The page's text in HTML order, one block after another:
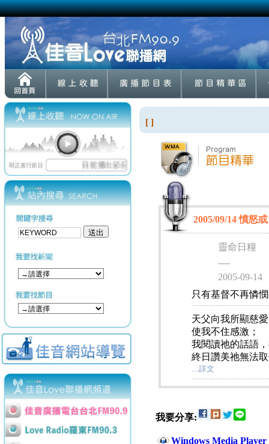
[ ]
2005/09/14 憤怒
靈命日糧
----
2005-09-14
只有基督不再憐
天父向我所顯慈
使我不住感激；
我閱讀祂的話語
終日讚美祂無法
....詳文
我要分享:
Windows Media